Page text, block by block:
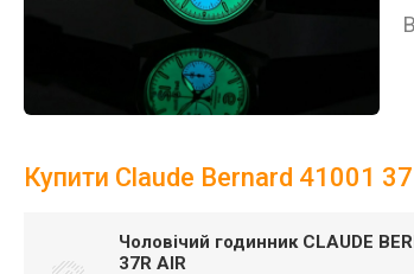
Купити Claude Bernard 41001
Чоловічий годинник CLAUDE
37R AIR